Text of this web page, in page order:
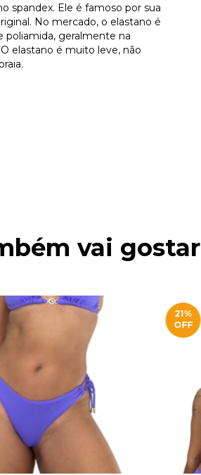
spandex. Ele é famoso por sua
No mercado, o elastano é
poliamida, geralmente na
elastano é muito leve, não
vai gostar
21%
OFF